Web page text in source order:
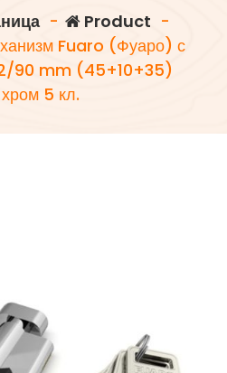
- Product -
Fuaro (Фуаро) с
90 mm (45+10+35)
5 кл.